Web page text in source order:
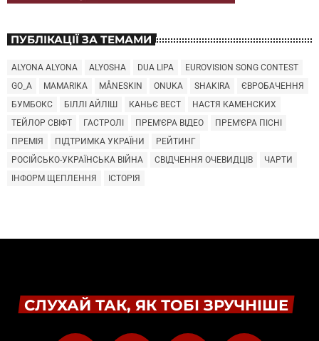
ПУБЛІКАЦІЇ ЗА ТЕМАМИ
ALYONA ALYONA ALYOSHA DUA LIPA
EUROVISION SONG CONTEST
GO_A
MAMARIKA MÅNESKIN ONUKA SHAKIRA
ЄВРОБАЧЕННЯ
БУМБОКС
БІЛЛІ АЙЛІШ КАНЬЄ ВЕСТ
НАСТЯ КАМЕНСКИХ
ТЕЙЛОР СВІФТ
ГАСТРОЛІ ПРЕМ'ЄРА ВІДЕО
ПРЕМ'ЄРА ПІСНІ
ПРЕМІЯ
ПІДТРИМКА УКРАЇНИ
РЕЙТИНГ
РОСІЙСЬКО-УКРАЇНСЬКА ВІЙНА
СВІДЧЕННЯ ОЧЕВИДЦІВ
ЧАРТИ
ІНФОРМ ЩЕПЛЕННЯ
ІСТОРІЯ
СЛУХАЙ ТАК, ЯК ТОБІ ЗРУЧНІШЕ